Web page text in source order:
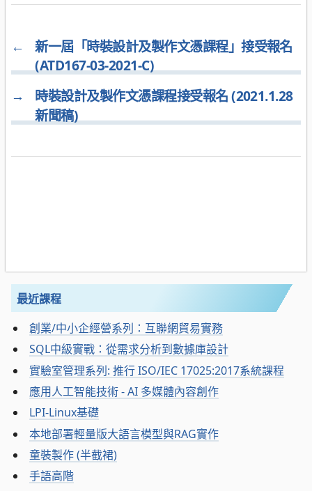
←
新一屆「時裝設計及製作文憑課程」接受報名
(ATD167-03-2021-C)
→
時裝設計及製作文憑課程接受報名 (2021.1.28
新聞稿)
最近課程
創業/中小企經營系列：互聯網貿易實務
SQL中級實戰：從需求分析到數據庫設計
實驗室管理系列: 推行 ISO/IEC 17025:2017系統課程
應用人工智能技術 - AI 多媒體內容創作
LPI-Linux基礎
本地部署輕量版大語言模型與RAG實作
童裝製作 (半截裙)
手語高階